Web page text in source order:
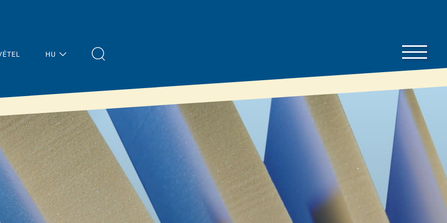
HU
Megoldások
Ferde tető
Lapos tető
Padló / Mennyezet
Funkcionális
anyag purenit
Aktuális
Áttekintés
Az épület­
tulajdonosok
ismeretei
Jellemzők és
Nyári hővédelem
Letöltések
Árlista
Brosúrák
Műszaki adatlapok
Feldolgozási